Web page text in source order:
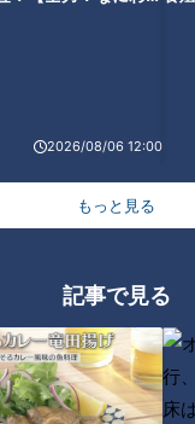
2026/08/06 12:00
もっと見る
記事で見る
の夢を砕き、２０年
も、この優勝は燦然
も嬉しい優勝である